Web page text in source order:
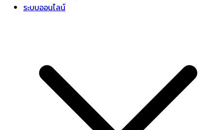
ระบบออนไลน์